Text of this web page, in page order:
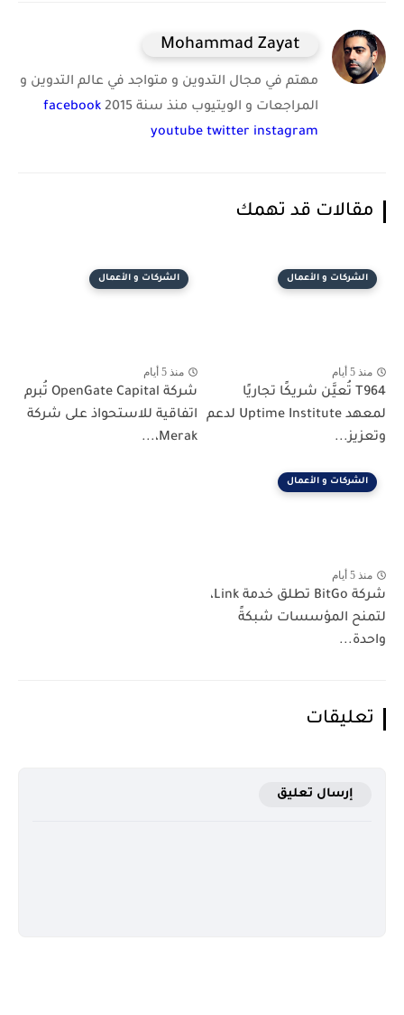
Mohammad Zayat
مهتم في مجال التدوين و متواجد في عالم التدوين و
المراجعات و الويتيوب منذ سنة 2015
facebook
youtube twitter instagram
مقالات قد تهمك
الشركات و الأعمال
منذ 5 أيام
T964 تُعيَّن شريكًا تجاريًا
لمعهد Uptime Institute لدعم
وتعزيز...
الشركات و الأعمال
منذ 5 أيام
شركة OpenGate Capital تُبرم
اتفاقية للاستحواذ على شركة
Merak،...
الشركات و الأعمال
منذ 5 أيام
شركة BitGo تطلق خدمة Link،
لتمنح المؤسسات شبكةً
واحدة...
تعليقات
إرسال تعليق